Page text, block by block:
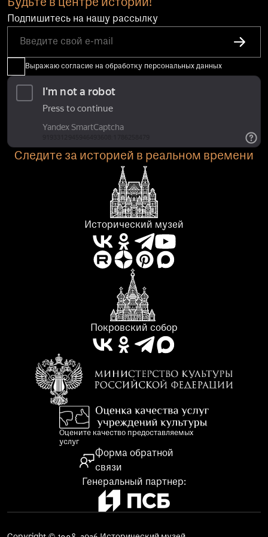
Будьте в центре истории!
Подпишитесь на нашу рассылку
Выражаю согласие на обработку персональных данных
Следите за историей в реальном времени
Исторический музей
Покровский собор
Генеральный партнер:
Оцените качество предоставляемых
услуг
Форма обратной
связи